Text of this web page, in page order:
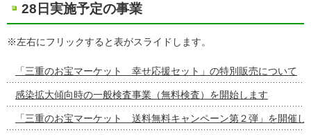
28日実施予定の事業
※左右にフリックすると表がスライドします。
「三重のお宝マーケット 幸せ応援セット」の特別販売について
感染拡大傾向時の一般検査事業（無料検査）を開始します
「三重のお宝マーケット 送料無料キャンペーン第２弾」を開催し